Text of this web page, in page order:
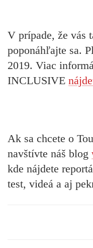
V prípade, že vás
poponáhľajte sa.
2019. Viac
INCLUSIVE
Ak sa chcete o
navštívte náš blog
kde nájdete
test, videá a aj